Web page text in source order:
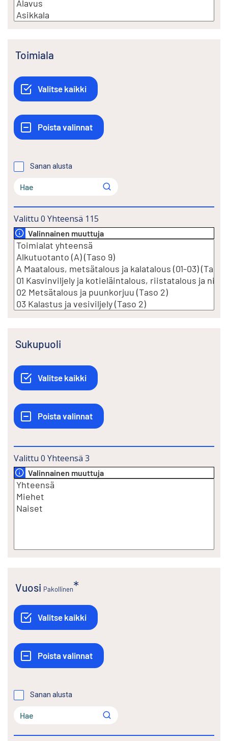
Toimiala
Sanan alusta
Valittu 0 Yhteensä 115
Valinnainen muuttuja
Sukupuoli
Valittu 0 Yhteensä 3
Valinnainen muuttuja
Vuosi Pakollinen
Sanan alusta